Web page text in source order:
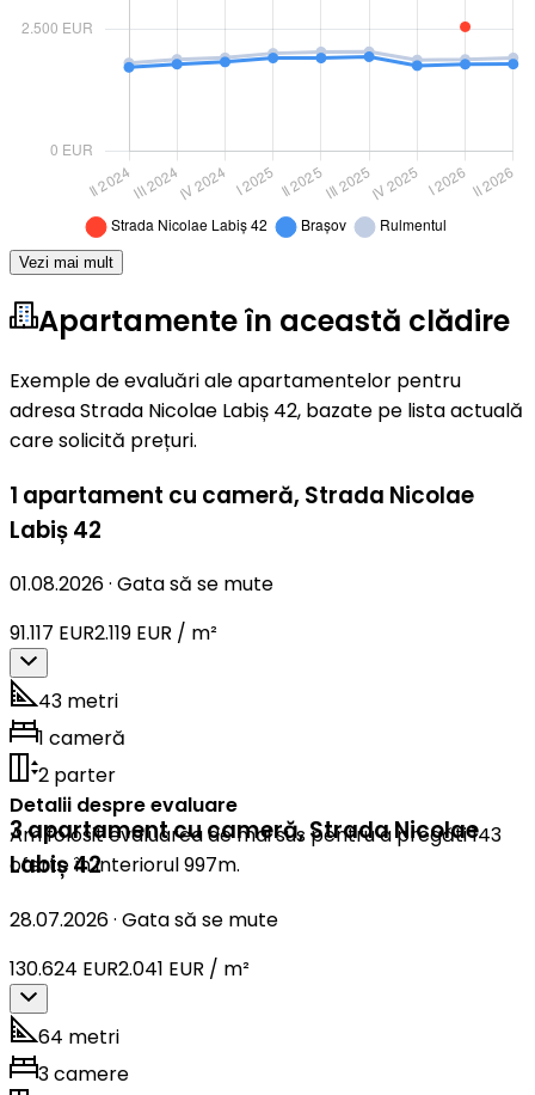
Vezi mai mult
Apartamente în această clădire
Exemple de evaluări ale apartamentelor pentru
adresa Strada Nicolae Labiș 42, bazate pe lista actuală
care solicită prețuri.
1 apartament cu cameră, Strada Nicolae
Labiș 42
01.08.2026· Gata să se mute
91.117 EUR2.119 EUR / m²
43 metri
1 cameră
2 parter
Detalii despre evaluare
Am folosit evaluarea de mai sus pentru a pregăti 143
oferte în interiorul 997m.
3 apartament cu cameră,Strada Nicolae
Labiș 42
28.07.2026· Gata să se mute
130.624 EUR2.041 EUR / m²
64 metri
3 camere